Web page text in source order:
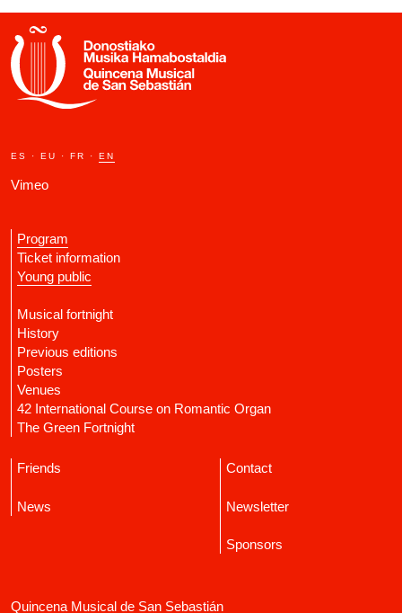
Vimeo
ES · EU · FR · EN
Program
Ticket information
Young public
Musical fortnight
History
Previous editions
Posters
Venues
42 International Course on Romantic Organ
The Green Fortnight
Friends
News
Contact
Newsletter
Sponsors
Quincena Musical de San Sebastián